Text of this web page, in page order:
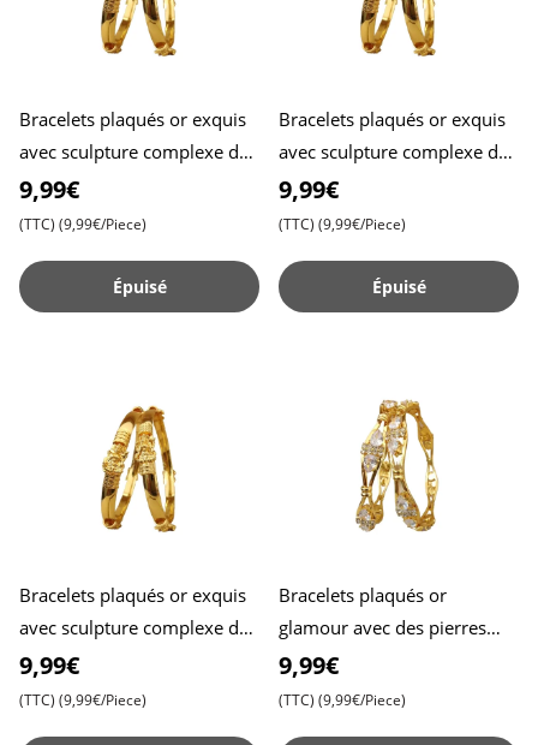
Bracelets plaqués or exquis
avec sculpture complexe de
déesse - Lot de 2 , Taille 2.4 ,
Beauté inte
9,99€
(TTC) (9,99€/Piece)
Épuisé
Bracelets plaqués or exquis
avec sculpture complexe de
déesse - Lot de 2 , Taille 2.6 ,
Beauté inte
9,99€
(TTC) (9,99€/Piece)
Épuisé
Bracelets plaqués or exquis
avec sculpture complexe de
déesse - Lot de 2 , Taille 2.8 ,
Beauté inte
9,99€
(TTC) (9,99€/Piece)
Bracelets plaqués or
glamour avec des pierres
grandes et petites - Faites
sensation à chaque événeme
9,99€
(TTC) (9,99€/Piece)